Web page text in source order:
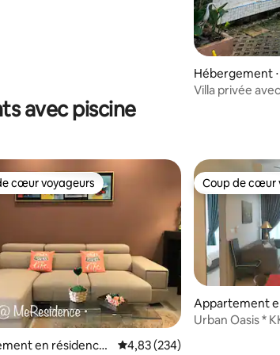
Hébergement
Villa privée
avec piscine
la base de 154 commentaires : 4,96 sur 5
cœur voyageurs
cœur voyageurs
en résidence
Évaluation moyenne sur la
4,83 (234)
Coup de cœur
Coup de cœur
Appartement
⋅ Kota Kinabalu
Urban Oasis *